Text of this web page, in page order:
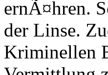
ernÃ¤hren.
der Linse.
Kriminellen